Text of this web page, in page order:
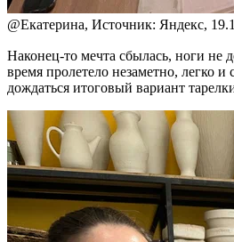
@Екатерина, Источник: Яндекс,
Наконец-то мечта сбылась, ноги не
время пролетело незаметно, легко
дождаться итоговый вариант